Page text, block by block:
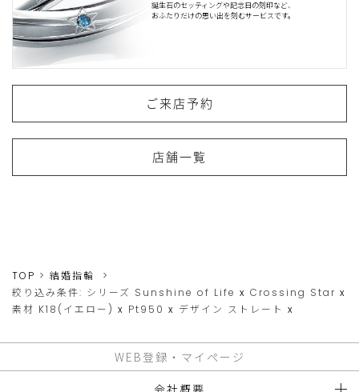
誕生石のセッティングや記念日の刻印など、
おふたりだけの思い出を刻むサービスです。
ご来店予約
店舗一覧
TOP
結婚指輪
絞り込み条件: シリーズ Sunshine of Life x Crossing Star x
素材 K18(イエロー) x Pt950 x デザイン ストレート x
WEB登録・マイページ